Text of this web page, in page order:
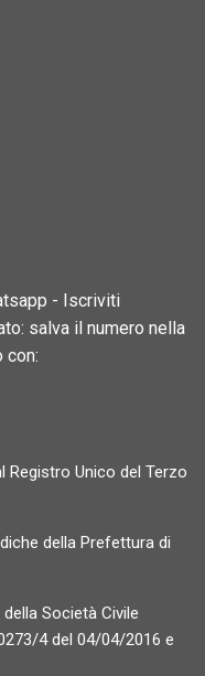
- Iscriviti
salva il numero nella
con:
Registro Unico del Terzo
della Prefettura di
Società Civile
4 del 04/04/2016 e